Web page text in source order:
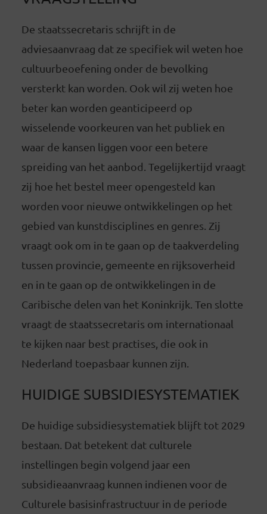
De staatssecretaris schrijft in de
adviesaanvraag dat ze specifiek wil weten hoe
cultuurbeoefening onder de bevolking
versterkt kan worden. Ook wil zij weten hoe
beter kan worden geanticipeerd op
wisselende voorkeuren van het publiek en
waar de kansen liggen voor een betere
spreiding van het aanbod. Tegelijkertijd vraagt
zij hoe het bestel meer opengesteld kan
worden voor nieuwe ontwikkelingen op het
gebied van kunstdisciplines en genres. Zij
vraagt ook om in te gaan op de taakverdeling
tussen provincie, gemeente en rijksoverheid
en in te gaan op de ontwikkelingen in de
Caribische delen van het Koninkrijk. Ten slotte
vraagt de staatssecretaris om internationaal
te kijken naar best practises, die ook in
Nederland toepasbaar kunnen zijn.
HUIDIGE SUBSIDIESYSTEMATIEK
De huidige subsidiesystematiek blijft tot 2029
bestaan. Dat betekent dat culturele
instellingen begin volgend jaar een
subsidieaanvraag kunnen indienen voor de
Culturele basisinfrastructuur in de periode